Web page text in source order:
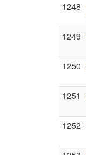
1248
1249
1250
1251
1252